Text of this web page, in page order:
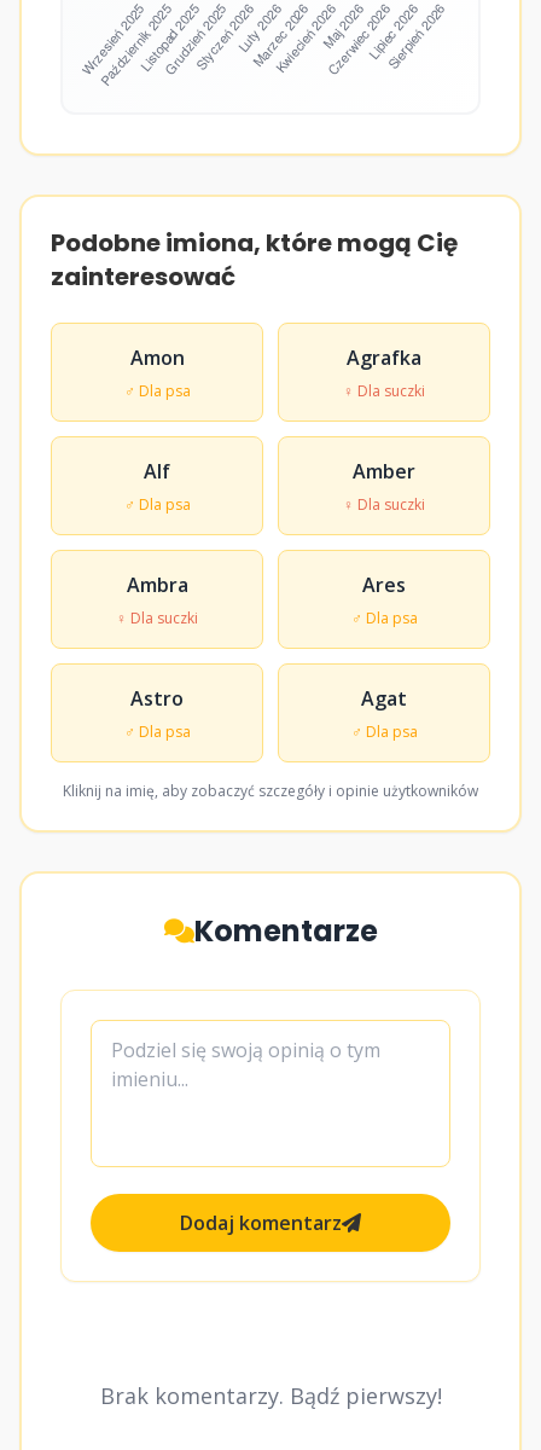
Podobne imiona, które mogą Cię
zainteresować
Amon
♂ Dla psa
Agrafka
♀ Dla suczki
Alf
♂ Dla psa
Amber
♀ Dla suczki
Ambra
♀ Dla suczki
Ares
♂ Dla psa
Astro
♂ Dla psa
Agat
♂ Dla psa
Kliknij na imię, aby zobaczyć szczegóły i opinie użytkowników
Komentarze
Dodaj komentarz
Brak komentarzy. Bądź pierwszy!